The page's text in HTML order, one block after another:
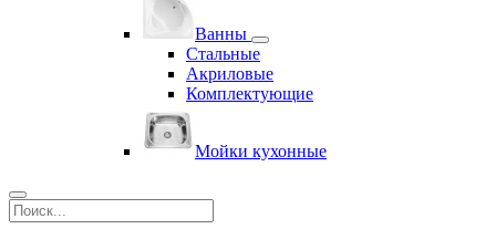
Ванны
Стальные
Акриловые
Комплектующие
Мойки кухонные